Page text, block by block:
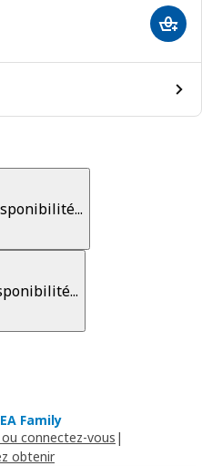
Family
connectez-vous |
obtenir